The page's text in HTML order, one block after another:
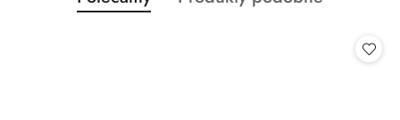
Pomiń karuzelę produktów
o